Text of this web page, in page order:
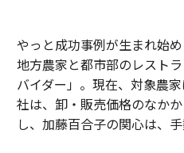
やっと成功事例が生まれ始め
地方農家と都市部のレスト
バイダー」。現在、対象農
社は、卸・販売価格のなか
し、加藤百合子の関心は、